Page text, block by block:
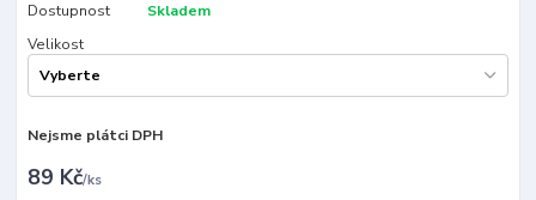
Dostupnost
Skladem
Velikost
Nejsme plátci DPH
89 Kč/ks